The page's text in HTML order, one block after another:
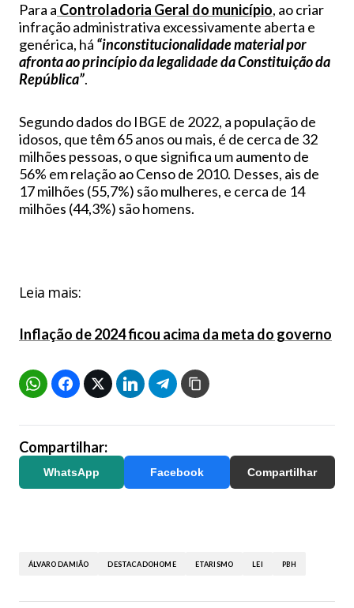
Para a Controladoria Geral do município, ao criar
infração administrativa excessivamente aberta e
genérica, há “inconstitucionalidade material por
afronta ao princípio da legalidade da Constituição da
República”.
Segundo dados do IBGE de 2022, a população de
idosos, que têm 65 anos ou mais, é de cerca de 32
milhões pessoas, o que significa um aumento de
56% em relação ao Censo de 2010. Desses, ais de
17 milhões (55,7%) são mulheres, e cerca de 14
milhões (44,3%) são homens.
Leia mais:
Inflação de 2024 ficou acima da meta do governo
Compartilhar:
WhatsApp Facebook Compartilhar
ÁLVARO DAMIÃO DESTACADOHOME ETARISMO LEI PBH